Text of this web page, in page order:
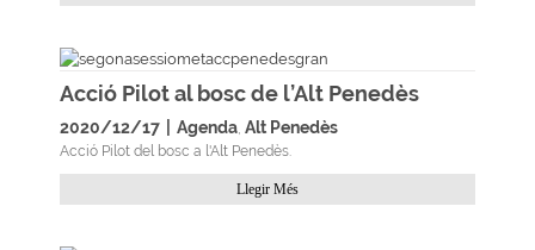
Acció Pilot al bosc de l’Alt Penedès
2020/12/17 Agenda, Alt Penedès
Acció Pilot del bosc a l'Alt Penedès.
Llegir Més